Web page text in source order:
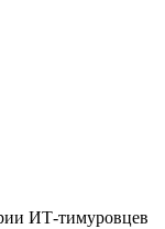
ИТ-тимуровцев